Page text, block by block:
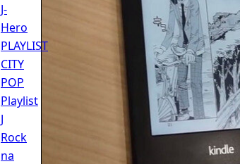
J-
Hero
PLAYLIST
CITY
POP
Playlist
J
Rock
na